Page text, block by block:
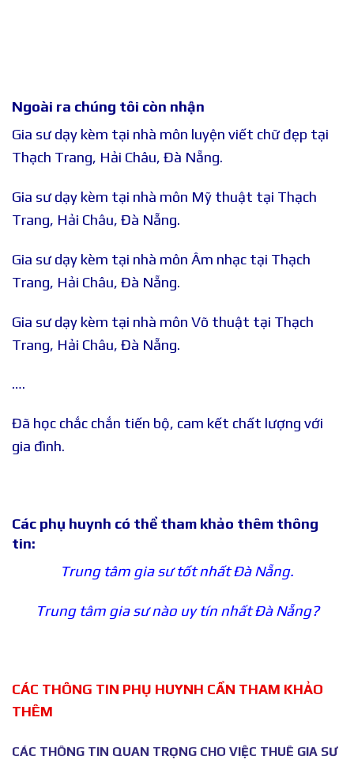
Ngoài ra chúng tôi còn nhận
Gia sư dạy kèm tại nhà môn luyện viết chữ đẹp tại
Thạch Trang, Hải Châu, Đà Nẵng.
Gia sư dạy kèm tại nhà môn Mỹ thuật tại Thạch
Trang, Hải Châu, Đà Nẵng.
Gia sư dạy kèm tại nhà môn Âm nhạc tại Thạch
Trang, Hải Châu, Đà Nẵng.
Gia sư dạy kèm tại nhà môn Võ thuật tại Thạch
Trang, Hải Châu, Đà Nẵng.
….
Đã học chắc chắn tiến bộ, cam kết chất lượng với
gia đình.
Các phụ huynh có thể tham khảo thêm thông
tin:
Trung tâm gia sư tốt nhất Đà Nẵng.
Trung tâm gia sư nào uy tín nhất Đà Nẵng?
CÁC THÔNG TIN PHỤ HUYNH CẦN THAM KHẢO
THÊM
CÁC THÔNG TIN QUAN TRỌNG CHO VIỆC THUÊ GIA SƯ